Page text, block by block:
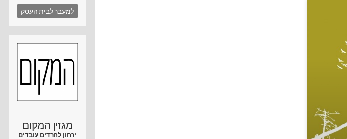
למעבר לבית העסק
מגזין המקום
ירחון לחרדים עובדים